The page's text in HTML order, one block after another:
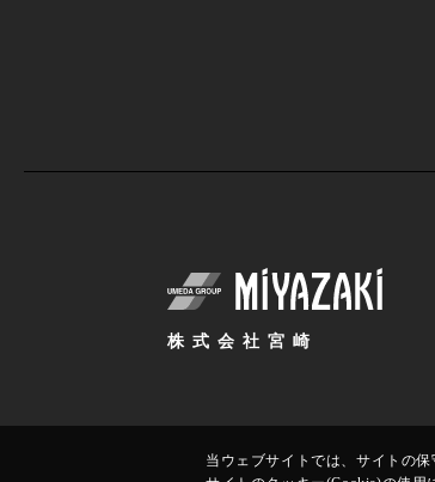
株式会社宮崎
当ウェブサイトでは、サイトの